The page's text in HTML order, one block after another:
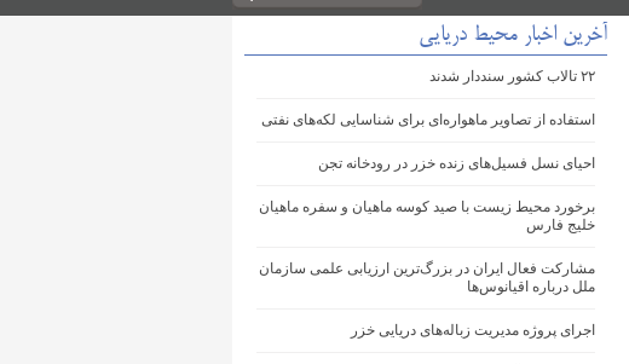
آخرین اخبار محیط دریایی
۲۲ تالاب کشور سنددار شدند
استفاده از تصاویر ماهواره‌ای برای شناسایی لکه‌های نفتی
احیای نسل فسیل‌های زنده خزر در رودخانه تجن
برخورد محیط زیست با صید کوسه ماهیان و سفره ماهیان
خلیج فارس
مشارکت فعال ایران در بزرگ‌ترین ارزیابی علمی سازمان
ملل درباره اقیانوس‌ها
اجرای پروژه مدیریت زباله‌های دریایی خزر